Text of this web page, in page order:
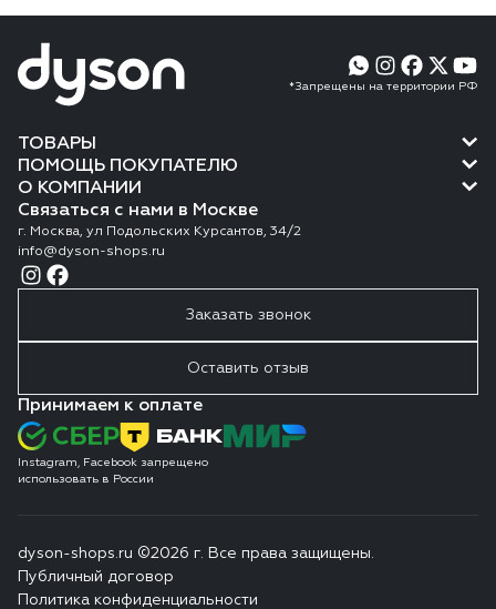
*Запрещены на территории РФ
ТОВАРЫ
ПОМОЩЬ ПОКУПАТЕЛЮ
О КОМПАНИИ
Связаться с нами в Москве
г. Москва, ул Подольских Курсантов, 34/2
info@dyson-shops.ru
Заказать звонок
Оставить отзыв
Принимаем к оплате
Instagram, Facebook запрещено
использовать в России
dyson-shops.ru ©2026 г. Все права защищены.
Публичный договор
Политика конфиденциальности